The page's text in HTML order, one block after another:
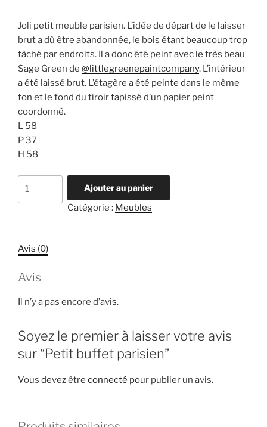
Joli petit meuble parisien. L’idée de départ de le laisser
brut a dû être abandonnée, le bois étant beaucoup trop
tâché par endroits. Il a donc été peint avec le très beau
Sage Green de @littlegreenepaintcompany. L’intérieur
a été laissé brut. L’étagère a été peinte dans le même
ton et le fond du tiroir tapissé d’un papier peint
coordonné.
L 58
P 37
H 58
Ajouter au panier
Catégorie : Meubles
Avis (0)
Avis
Il n’y a pas encore d’avis.
Soyez le premier à laisser votre avis
sur “Petit buffet parisien”
Vous devez être connecté pour publier un avis.